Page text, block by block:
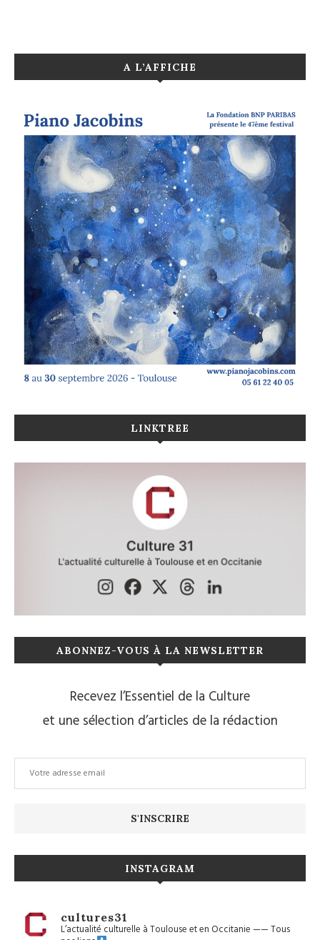
A L’AFFICHE
LINKTREE
ABONNEZ-VOUS À LA NEWSLETTER
Recevez l’Essentiel de la Culture
et une sélection d’articles de la rédaction
INSTAGRAM
cultures31
L’actualité culturelle à Toulouse et en Occitanie——Tous